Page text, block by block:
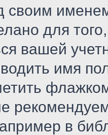
своим
для
вашей
имя
в